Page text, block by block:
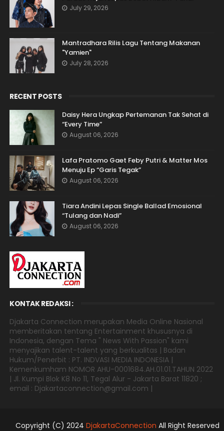
July 29, 2026
Mantradhara Rilis Lagu Tentang Makanan
"Yamien"
July 28, 2026
RECENT POSTS
Daisy Hera Ungkap Pertemanan Tak Sehat di
“Every Time”
August 06, 2026
Lafa Pratomo Gaet Feby Putri & Matter Mos
Menuju Ep “Garis Tegak”
August 06, 2026
Tiara Andini Lepas Single Ballad Emosional
“Tulang dan Nadi”
August 06, 2026
KONTAK REDAKSI :
Djakarta Connection merupakan Media Online Nasional
memberitakan tentang Entertainment khususnya di
Indonesia, dengan Tema " News With Passion" kami
menyajikan talent-talent yang berkualitas | Badan
Hukum/Penerbit : PT. INDVASI MEDIA INDONESIA |
Kemenkumham NOMOR AHU-0001684.AH.01.01.TAHUN 2022
| Jl. Kumpi Blok K8 No 11, Tegal Alur - Jakarta Barat 11820 ;
email : Djakartaconnection@gmail.com |
Copyright (C) 2024DjakartaConnection All Right Reserved